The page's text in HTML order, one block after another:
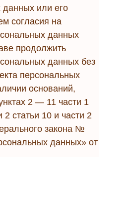
данных или его
согласия на
данных
продолжить
данных без
персональных
оснований,
2 — 11 части 1
2 статьи 10 и части 2
закона №
данных» от